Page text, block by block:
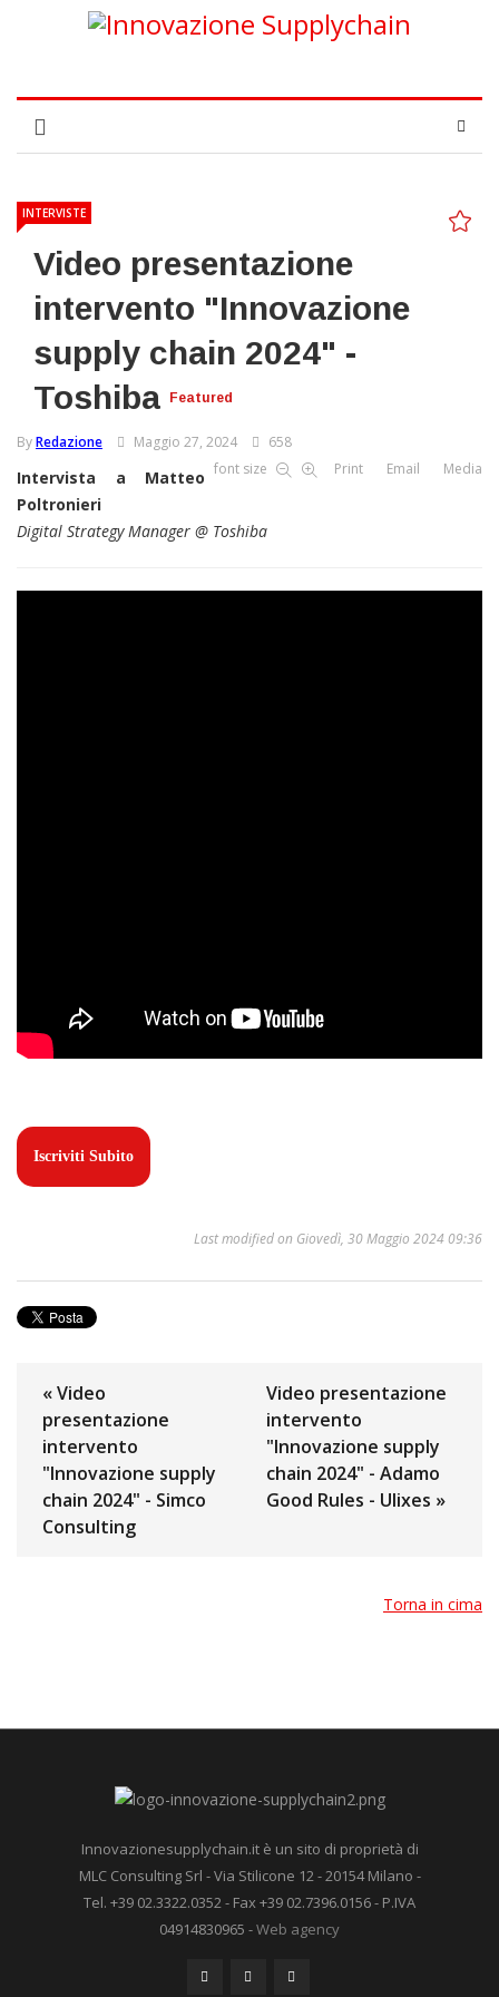
INTERVISTE
Video presentazione
intervento "Innovazione
supply chain 2024" -
Toshiba
Featured
ByRedazione Maggio 27, 2024
658
font size
Print Email Media
Intervista a Matteo
Poltronieri
Digital Strategy Manager @ Toshiba
Iscriviti Subito
Last modified on Giovedì, 30 Maggio 2024 09:36
« Video
presentazione
intervento
"Innovazione supply
chain 2024" - Simco
Consulting
Video presentazione
intervento
"Innovazione supply
chain 2024" - Adamo
Good Rules - Ulixes »
Torna in cima
Innovazionesupplychain.it è un sito di proprietà di
MLC Consulting Srl - Via Stilicone 12 - 20154 Milano -
Tel. +39 02.3322.0352 - Fax +39 02.7396.0156 - P.IVA
04914830965 -Web agency